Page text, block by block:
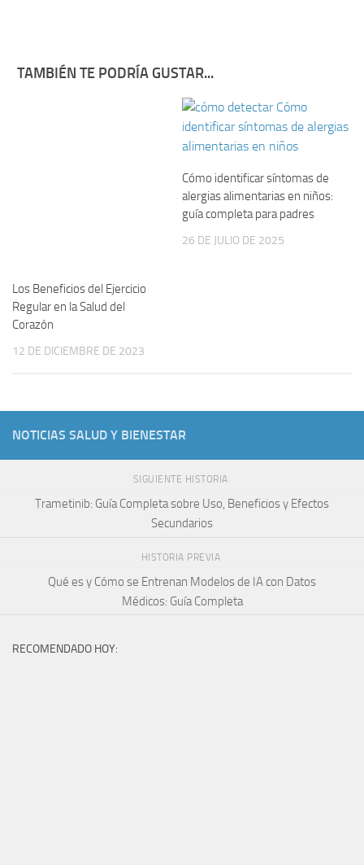
TAMBIÉN TE PODRÍA GUSTAR...
Los Beneficios del Ejercicio
Regular en la Salud del
Corazón
12 DE DICIEMBRE DE 2023
Cómo identificar síntomas de
alergias alimentarias en niños:
guía completa para padres
26 DE JULIO DE 2025
NOTICIAS SALUD Y BIENESTAR
SIGUIENTE HISTORIA
Trametinib: Guía Completa sobre Uso, Beneficios y Efectos
Secundarios
HISTORIA PREVIA
Qué es y Cómo se Entrenan Modelos de IA con Datos
Médicos: Guía Completa
RECOMENDADO HOY: